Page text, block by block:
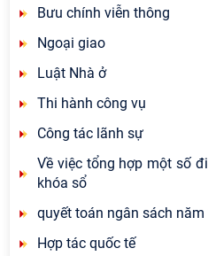
Bưu chính viễn thông
Ngoại giao
Luật Nhà ở
Thi hành công vụ
Công tác lãnh sự
Về việc tổng hợp một số
khóa sổ
quyết toán ngân sách năm
Hợp tác quốc tế